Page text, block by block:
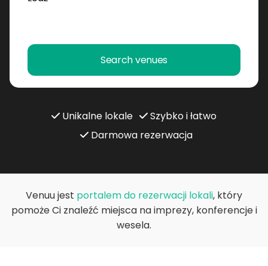
Search venues
Unikalne lokale
Szybko i łatwo
Darmowa rezerwacja
Venuu jest portalem do rezerwacji lokali, który
pomoże Ci znaleźć miejsca na imprezy, konferencje i
wesela.